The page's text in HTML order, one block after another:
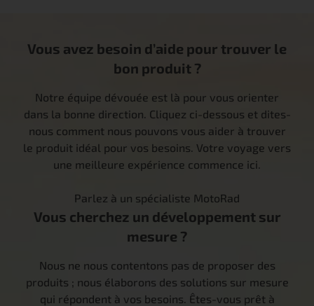
Vous avez besoin d’aide pour trouver le
bon produit ?
Notre équipe dévouée est là pour vous orienter
dans la bonne direction. Cliquez ci-dessous et dites-
nous comment nous pouvons vous aider à trouver
le produit idéal pour vos besoins. Votre voyage vers
une meilleure expérience commence ici.
Parlez à un spécialiste MotoRad
Vous cherchez un développement sur
mesure ?
Nous ne nous contentons pas de proposer des
produits ; nous élaborons des solutions sur mesure
qui répondent à vos besoins. Êtes-vous prêt à